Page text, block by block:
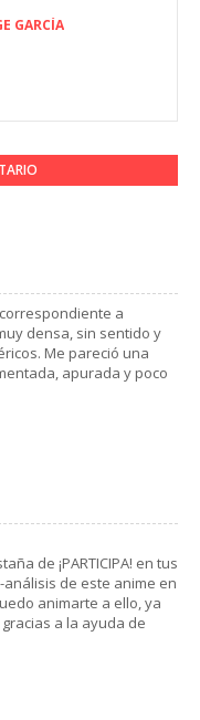
GARCÍA
a
densa, sin sentido y
Me pareció una
apurada y poco
de ¡PARTICIPA! en tus
de este anime en
animarte a ello, ya
a la ayuda de